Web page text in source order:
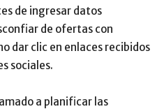
de ingresar datos
de ofertas con
dar clic en enlaces recibidos
sociales.
a planificar las